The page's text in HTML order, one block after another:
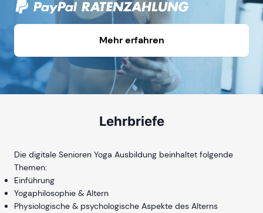
Mehr erfahren
Lehrbriefe
Die digitale Senioren Yoga Ausbildung beinhaltet folgende
Themen:
Einführung
Yogaphilosophie & Altern
Physiologische & psychologische Aspekte des Alterns